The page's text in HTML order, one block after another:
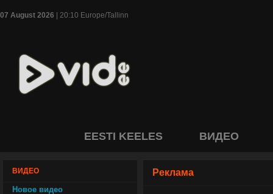
07 August 2026 | 20:10 Europe/Tallinn
EESTI KEELES ВИДЕО
ВИДЕО
Новое видео
Реклама